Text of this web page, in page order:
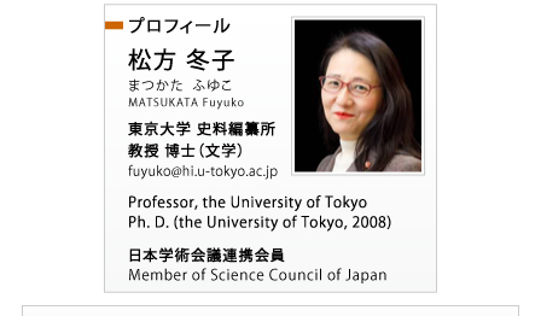
松方 冬子(まつかた ふゆこ) 東京大学 史料編纂所 教授 博士 (文学)